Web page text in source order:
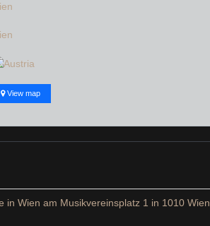
View map
Wien am Musikvereinsplatz 1 in 1010 Wien.